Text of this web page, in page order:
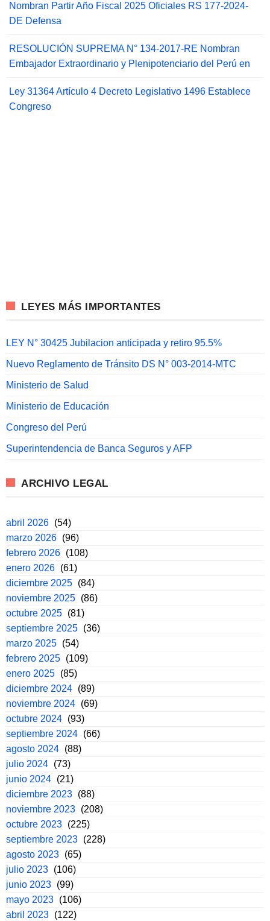
Nombran Partir Año Fiscal 2025 Oficiales RS 177-2024-
DE Defensa
RESOLUCIÓN SUPREMA N° 134-2017-RE Nombran
Embajador Extraordinario y Plenipotenciario del Perú en
Ley 31364 Artículo 4 Decreto Legislativo 1496 Establece
Congreso
LEYES MÁS IMPORTANTES
LEY N° 30425 Jubilacion anticipada y retiro 95.5%
Nuevo Reglamento de Tránsito DS N° 003-2014-MTC
Ministerio de Salud
Ministerio de Educación
Congreso del Perú
Superintendencia de Banca Seguros y AFP
ARCHIVO LEGAL
abril 2026 (54)
marzo 2026 (96)
febrero 2026 (108)
enero 2026 (61)
diciembre 2025 (84)
noviembre 2025 (86)
octubre 2025 (81)
septiembre 2025 (36)
marzo 2025 (54)
febrero 2025 (109)
enero 2025 (85)
diciembre 2024 (89)
noviembre 2024 (69)
octubre 2024 (93)
septiembre 2024 (66)
agosto 2024 (88)
julio 2024 (73)
junio 2024 (21)
diciembre 2023 (88)
noviembre 2023 (208)
octubre 2023 (225)
septiembre 2023 (228)
agosto 2023 (65)
julio 2023 (106)
junio 2023 (99)
mayo 2023 (106)
abril 2023 (122)